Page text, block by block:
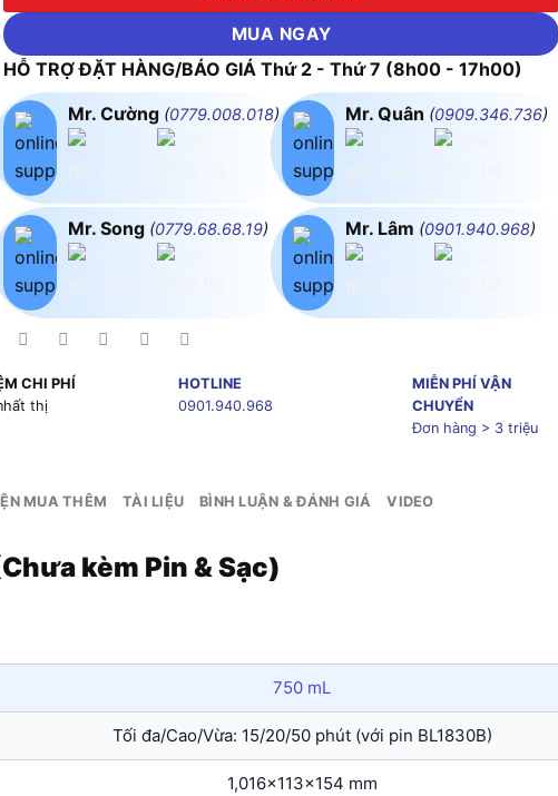
MUA NGAY
HỖ TRỢ ĐẶT HÀNG/BÁO GIÁ Thứ 2 - Thứ 7 (8h00 - 17h00)
Mr. Cường (0779.008.018)
Mr. Song (0779.68.68.19)
Mr. Quân (0909.346.736)
Mr. Lâm (0901.940.968)
CHI PHÍ
thị
HOTLINE
0901.940.968
MIỄN PHÍ VẬN
CHUYỂN
Đơn hàng > 3 triệu
MUA THÊM TÀI LIỆU BÌNH LUẬN & ĐÁNH GIÁ VIDEO
kèm Pin & Sạc)
750 mL
Tối đa/Cao/Vừa: 15/20/50 phút (với pin BL1830B)
1,016x113x154 mm